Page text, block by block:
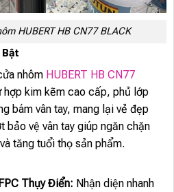
HUBERT HB CN77 BLACK
Bật
nhôm HUBERT HB CN77
kim kẽm cao cấp, phủ lớp
bám vân tay, mang lại vẻ đẹp
bảo vệ vân tay giúp ngăn chặn
tăng tuổi thọ sản phẩm.
Thụy Điển: Nhận diện nhanh